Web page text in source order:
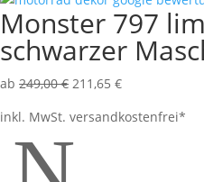
Monster 797
schwarzer
ab 249,00€ 211,65 €
inkl. MwSt. versandkostenfrei*